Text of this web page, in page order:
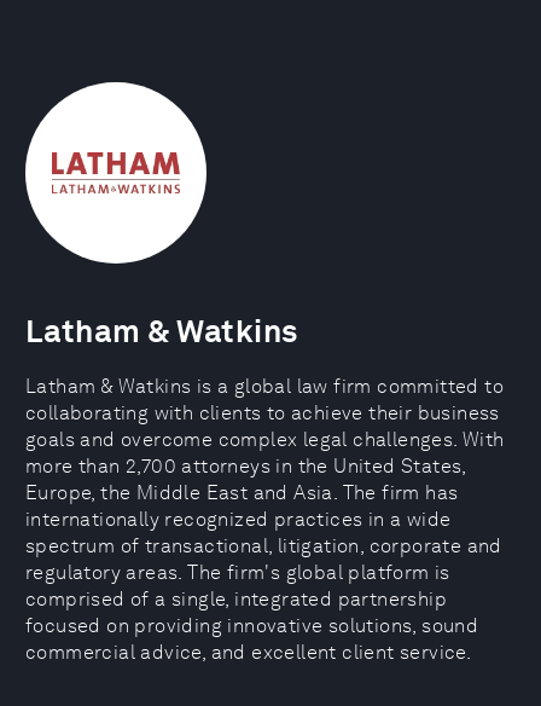
Latham & Watkins
Latham & Watkins is a global law firm committed to
collaborating with clients to achieve their business
goals and overcome complex legal challenges. With
more than 2,700 attorneys in the United States,
Europe, the Middle East and Asia. The firm has
internationally recognized practices in a wide
spectrum of transactional, litigation, corporate and
regulatory areas. The firm's global platform is
comprised of a single, integrated partnership
focused on providing innovative solutions, sound
commercial advice, and excellent client service.